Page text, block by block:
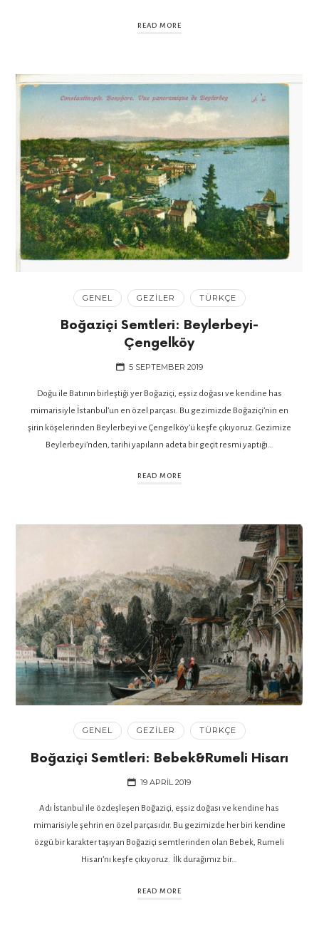
READ MORE
GENEL GEZILER TÜRKÇE
Boğaziçi Semtleri: Beylerbeyi-
Çengelköy
5 SEPTEMBER 2019
Doğu ile Batının birleştiği yer Boğaziçi, eşsiz doğası ve kendine has
mimarisiyle İstanbul’un en özel parçası. Bu gezimizde Boğaziçi’nin en
şirin köşelerinden Beylerbeyi ve Çengelköy’ü keşfe çıkıyoruz. Gezimize
Beylerbeyi’nden, tarihi yapıların adeta bir geçit resmi yaptığı…
READ MORE
GENEL GEZILER TÜRKÇE
Boğaziçi Semtleri: Bebek&Rumeli Hisarı
19 APRIL 2019
Adı İstanbul ile özdeşleşen Boğaziçi, eşsiz doğası ve kendine has
mimarisiyle şehrin en özel parçasıdır. Bu gezimizde her biri kendine
özgü bir karakter taşıyan Boğaziçi semtlerinden olan Bebek, Rumeli
Hisarı’nı keşfe çıkıyoruz. İlk durağımız bir…
READ MORE